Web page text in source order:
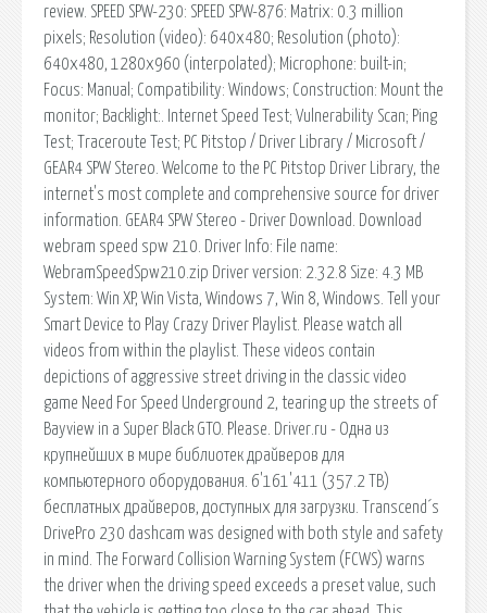
review. SPEED SPW-230: SPEED SPW-876: Matrix: 0.3 million
pixels; Resolution (video): 640x480; Resolution (photo):
640x480, 1280x960 (interpolated); Microphone: built-in;
Focus: Manual; Compatibility: Windows; Construction: Mount the
monitor; Backlight:. Internet Speed Test; Vulnerability Scan; Ping
Test; Traceroute Test; PC Pitstop / Driver Library / Microsoft /
GEAR4 SPW Stereo. Welcome to the PC Pitstop Driver Library, the
internet's most complete and comprehensive source for driver
information. GEAR4 SPW Stereo - Driver Download. Download
webram speed spw 210. Driver Info: File name:
WebramSpeedSpw210.zip Driver version: 2.32.8 Size: 4.3 MB
System: Win XP, Win Vista, Windows 7, Win 8, Windows. Tell your
Smart Device to Play Crazy Driver Playlist. Please watch all
videos from within the playlist. These videos contain
depictions of aggressive street driving in the classic video
game Need For Speed Underground 2, tearing up the streets of
Bayview in a Super Black GTO. Please. Driver.ru - Одна из
крупнейших в мире библиотек драйверов для
компьютерного оборудования. 6'161'411 (357.2 TB)
бесплатных драйверов, доступных для загрузки. Transcend´s
DrivePro 230 dashcam was designed with both style and safety
in mind. The Forward Collision Warning System (FCWS) warns
the driver when the driving speed exceeds a preset value, such